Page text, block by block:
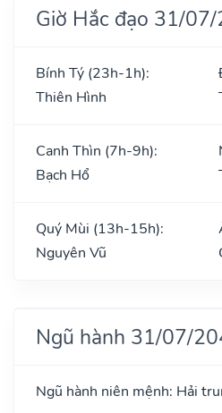
Giờ Hắc đạo 31/
Bính Tý (23h-1h):
Thiên Hình
Canh Thìn (7h-9h):
Bạch Hổ
Quý Mùi (13h-15h):
Nguyên Vũ
Ngũ hành 31/07/
Ngũ hành niên mệnh: Hải